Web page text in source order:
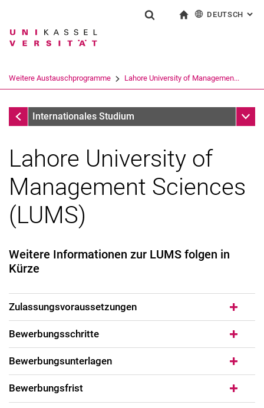
Springe direkt zu: Inhalt
Springe direkt zu: Suche
Springe direkt zu:
Suchbegriff
Suchen (öffnet externen Link in einem
DEUTSCH :
Weitere Austauschprogramme Lahore University of Managemen...
Weitere Austauschprogramme
Internationales Studium
University of Brawijaya
Radford University
Lahore University of Management Sciences (LUMS)
Lahore University of
Management Sciences
(LUMS)
Weitere Informationen zur LUMS folgen in
Kürze
Zulassungsvoraussetzungen
Bewerbungsschritte
Bewerbungsunterlagen
Bewerbungsfrist